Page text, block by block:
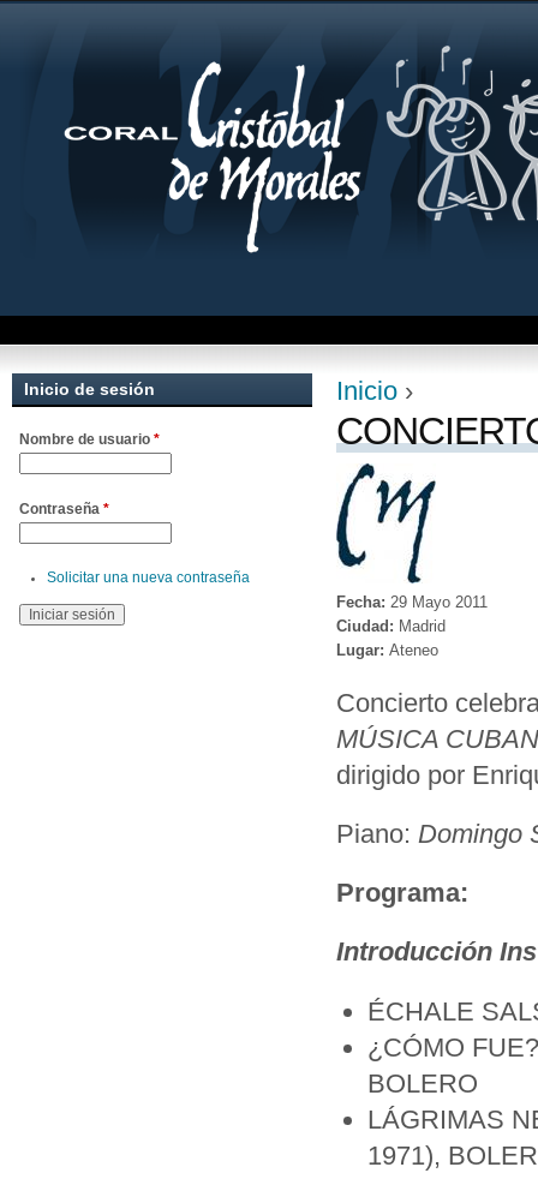
Se encuentra
Inicio ›
Fecha: 29 Mayo 2011
Ciudad: Madrid
Lugar: Ateneo
Concierto
MÚSICA
dirigido por
Piano: Domingo
Programa:
Introducción
ÉCHALE
¿CÓMO
BOLERO
LÁGRIMAS
1971),
Inicio de sesión
Nombre de usuario *
Contraseña *
Solicitar una nueva contraseña